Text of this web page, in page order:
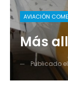
AVIACIÓN
Más
Publicado el